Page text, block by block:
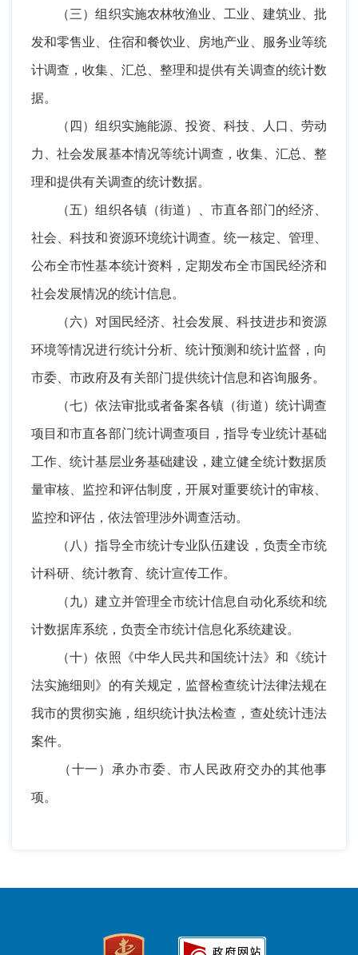
（三）组织实施农林牧渔业、工业、建筑业、批
发和零售业、住宿和餐饮业、房地产业、服务业等统
计调查，收集、汇总、整理和提供有关调查的统计数
据。
（四）组织实施能源、投资、科技、人口、劳动
力、社会发展基本情况等统计调查，收集、汇总、整
理和提供有关调查的统计数据。
（五）组织各镇（街道）、市直各部门的经济、
社会、科技和资源环境统计调查。统一核定、管理、
公布全市性基本统计资料，定期发布全市国民经济和
社会发展情况的统计信息。
（六）对国民经济、社会发展、科技进步和资源
环境等情况进行统计分析、统计预测和统计监督，向
市委、市政府及有关部门提供统计信息和咨询服务。
（七）依法审批或者备案各镇（街道）统计调查
项目和市直各部门统计调查项目，指导专业统计基础
工作、统计基层业务基础建设，建立健全统计数据质
量审核、监控和评估制度，开展对重要统计的审核、
监控和评估，依法管理涉外调查活动。
（八）指导全市统计专业队伍建设，负责全市统
计科研、统计教育、统计宣传工作。
（九）建立并管理全市统计信息自动化系统和统
计数据库系统，负责全市统计信息化系统建设。
（十）依照《中华人民共和国统计法》和《统计
法实施细则》的有关规定，监督检查统计法律法规在
我市的贯彻实施，组织统计执法检查，查处统计违法
案件。
（十一）承办市委、市人民政府交办的其他事
项。